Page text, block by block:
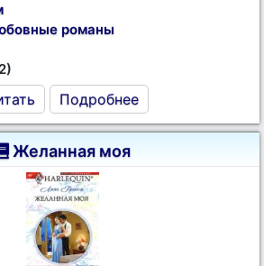
романы
Подробнее
Желанная моя